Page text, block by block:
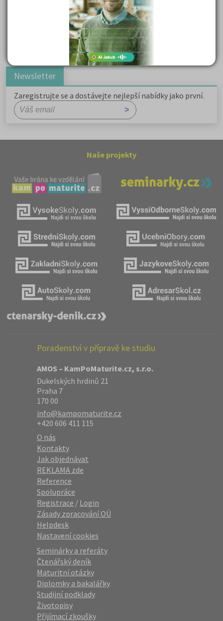
Karel Hynek Mácha: Máj
Karel Havlíček Borovský: Tyrolské elegie
Romain Rolland: Petr a Lucie
Newsletter
Zaregistrujte se a dostávejte nejlepší nabídky jako první.
Naše projekty
Poradenství v přípravě ke studiu
AMOS – KamPoMaturite.cz, s.r.o.
Dukelských hrdinů 21
Praha 7
170 00
info@kampomaturite.cz
+420 606 411 115
O nás
Kontakty
Jak objednávat
REKLAMA zde
Reference
Spolupráce
Registrace / Login
Zásady zpracování OÚ
Helpdesk
Nastavení cookies
Seminárky a referáty
Čtenářský deník
Maturitní otázky
Diplomky a bakalářky
Studijní podklady
Životopisy
Přijímací zkoušky